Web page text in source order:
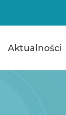
Aktualności